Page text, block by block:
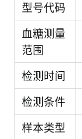
型号代码
血糖测量
范围
检测时间
检测条件
样本类型